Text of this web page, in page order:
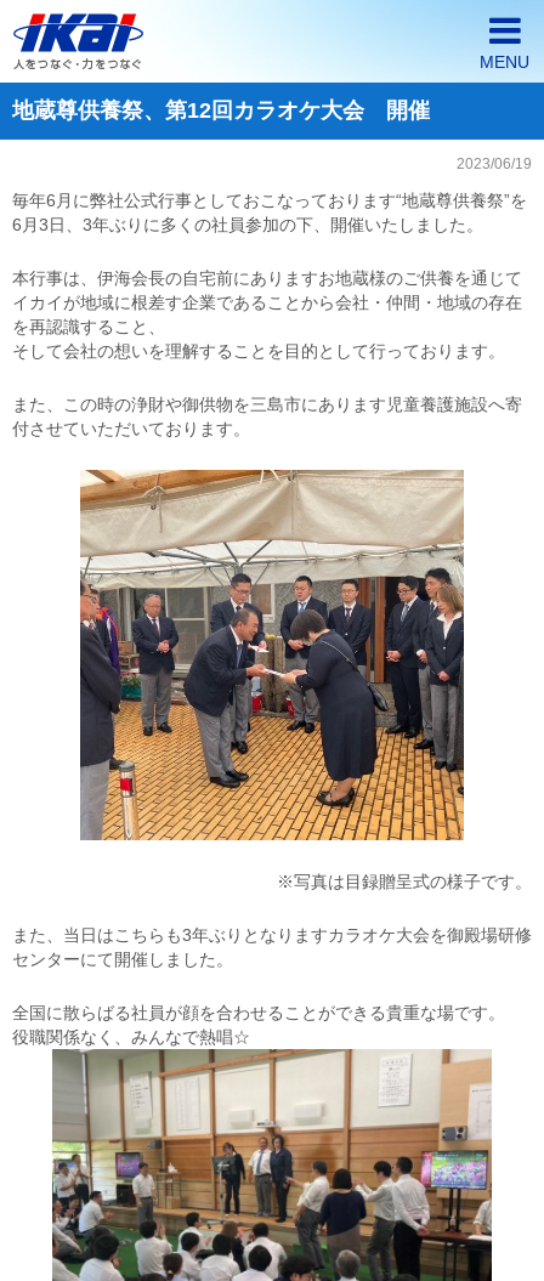
MENU
ホーム
会社案内
派遣・契約社員採用情報
地蔵尊供養祭、第12回カラオケ大会 開催
2023/06/19
毎年6月に弊社公式行事としておこなっております“地蔵尊供養祭”を
6月3日、3年ぶりに多くの社員参加の下、開催いたしました。
本行事は、伊海会長の自宅前にありますお地蔵様のご供養を通じて
イカイが地域に根差す企業であることから会社・仲間・地域の存在
を再認識すること、
そして会社の想いを理解することを目的として行っております。
また、この時の浄財や御供物を三島市にあります児童養護施設へ寄
付させていただいております。
※写真は目録贈呈式の様子です。
また、当日はこちらも3年ぶりとなりますカラオケ大会を御殿場研修
センターにて開催しました。
全国に散らばる社員が顔を合わせることができる貴重な場です。
役職関係なく、みんなで熱唱☆